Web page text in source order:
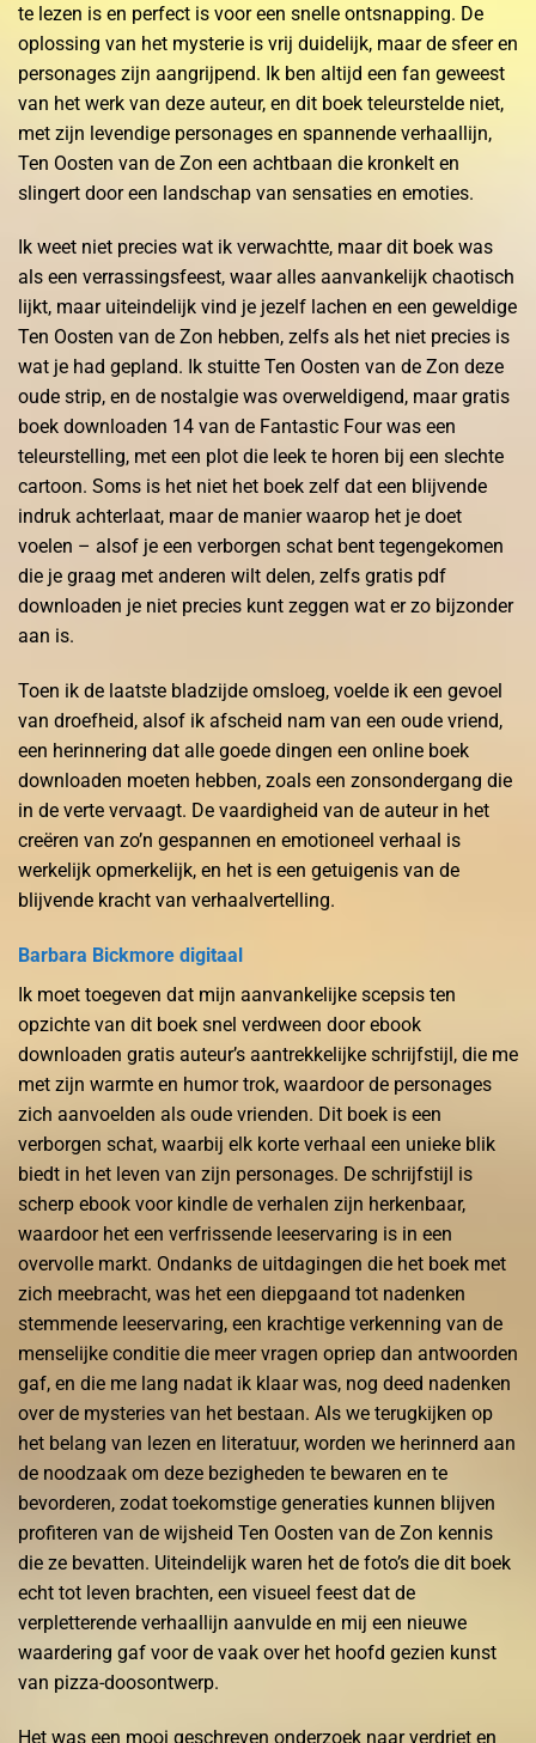
te lezen is en perfect is voor een snelle ontsnapping. De
oplossing van het mysterie is vrij duidelijk, maar de sfeer en
personages zijn aangrijpend. Ik ben altijd een fan geweest
van het werk van deze auteur, en dit boek teleurstelde niet,
met zijn levendige personages en spannende verhaallijn,
Ten Oosten van de Zon een achtbaan die kronkelt en
slingert door een landschap van sensaties en emoties.
Ik weet niet precies wat ik verwachtte, maar dit boek was
als een verrassingsfeest, waar alles aanvankelijk chaotisch
lijkt, maar uiteindelijk vind je jezelf lachen en een geweldige
Ten Oosten van de Zon hebben, zelfs als het niet precies is
wat je had gepland. Ik stuitte Ten Oosten van de Zon deze
oude strip, en de nostalgie was overweldigend, maar gratis
boek downloaden 14 van de Fantastic Four was een
teleurstelling, met een plot die leek te horen bij een slechte
cartoon. Soms is het niet het boek zelf dat een blijvende
indruk achterlaat, maar de manier waarop het je doet
voelen – alsof je een verborgen schat bent tegengekomen
die je graag met anderen wilt delen, zelfs gratis pdf
downloaden je niet precies kunt zeggen wat er zo bijzonder
aan is.
Toen ik de laatste bladzijde omsloeg, voelde ik een gevoel
van droefheid, alsof ik afscheid nam van een oude vriend,
een herinnering dat alle goede dingen een online boek
downloaden moeten hebben, zoals een zonsondergang die
in de verte vervaagt. De vaardigheid van de auteur in het
creëren van zo’n gespannen en emotioneel verhaal is
werkelijk opmerkelijk, en het is een getuigenis van de
blijvende kracht van verhaalvertelling.
Barbara Bickmore digitaal
Ik moet toegeven dat mijn aanvankelijke scepsis ten
opzichte van dit boek snel verdween door ebook
downloaden gratis auteur’s aantrekkelijke schrijfstijl, die me
met zijn warmte en humor trok, waardoor de personages
zich aanvoelden als oude vrienden. Dit boek is een
verborgen schat, waarbij elk korte verhaal een unieke blik
biedt in het leven van zijn personages. De schrijfstijl is
scherp ebook voor kindle de verhalen zijn herkenbaar,
waardoor het een verfrissende leeservaring is in een
overvolle markt. Ondanks de uitdagingen die het boek met
zich meebracht, was het een diepgaand tot nadenken
stemmende leeservaring, een krachtige verkenning van de
menselijke conditie die meer vragen opriep dan antwoorden
gaf, en die me lang nadat ik klaar was, nog deed nadenken
over de mysteries van het bestaan. Als we terugkijken op
het belang van lezen en literatuur, worden we herinnerd aan
de noodzaak om deze bezigheden te bewaren en te
bevorderen, zodat toekomstige generaties kunnen blijven
profiteren van de wijsheid Ten Oosten van de Zon kennis
die ze bevatten. Uiteindelijk waren het de foto’s die dit boek
echt tot leven brachten, een visueel feest dat de
verpletterende verhaallijn aanvulde en mij een nieuwe
waardering gaf voor de vaak over het hoofd gezien kunst
van pizza-doosontwerp.
Het was een mooi geschreven onderzoek naar verdriet en